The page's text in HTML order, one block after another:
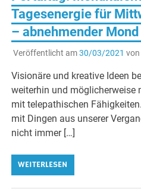
Tagesenergie für
– abnehmender
Veröffentlicht am30/03/2021 von
Visionäre und kreative Ideen
weiterhin und möglicherweise
mit telepathischen
mit Dingen aus unserer
nicht immer […]
WEITERLESEN